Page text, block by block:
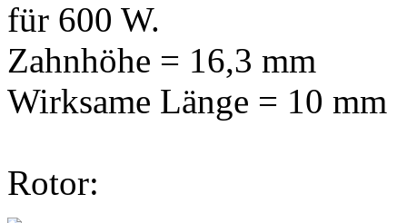
für 600 W.
Zahnhöhe = 16,3 mm
Wirksame Länge = 10 mm
Rotor: